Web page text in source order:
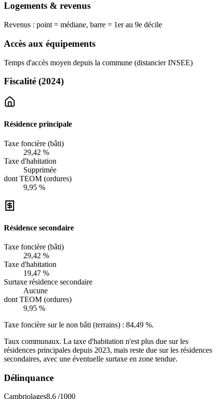
Logements & revenus
Revenus : point = médiane, barre = 1er au 9e décile
Accès aux équipements
Temps d'accès moyen depuis la commune (distancier INSEE)
Fiscalité (2024)
Résidence principale
Taxe foncière (bâti)
29,42 %
Taxe d'habitation
Supprimée
dont TEOM (ordures)
9,95 %
Résidence secondaire
Taxe foncière (bâti)
29,42 %
Taxe d'habitation
19,47 %
Surtaxe résidence secondaire
Aucune
dont TEOM (ordures)
9,95 %
Taxe foncière sur le non bâti (terrains) : 84,49 %.
Taux communaux. La taxe d'habitation n'est plus due sur les
résidences principales depuis 2023, mais reste due sur les résidences
secondaires, avec une éventuelle surtaxe en zone tendue.
Délinquance
Cambriolages8,6 /1000